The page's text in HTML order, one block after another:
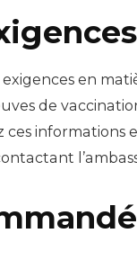
en
de
informations